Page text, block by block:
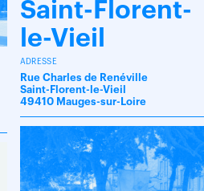
Saint-Florent-
le-Vieil
ADRESSE
Rue Charles de Renéville
Saint-Florent-le-Vieil
49410 Mauges-sur-Loire